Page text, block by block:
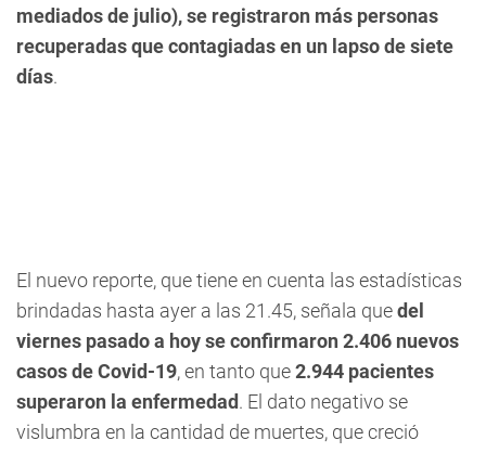
mediados de julio), se registraron más personas
recuperadas que contagiadas en un lapso de siete
días.
El nuevo reporte, que tiene en cuenta las estadísticas
brindadas hasta ayer a las 21.45, señala quedel
viernes pasado a hoy se confirmaron 2.406 nuevos
casos de Covid-19, en tanto que2.944 pacientes
superaron la enfermedad. El dato negativo se
vislumbra en la cantidad de muertes, que creció